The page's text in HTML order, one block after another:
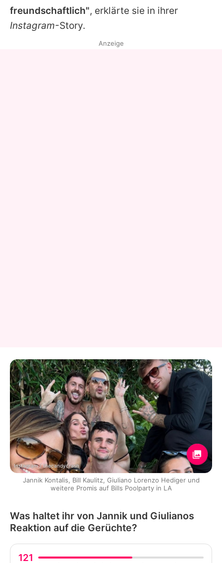
freundschaftlich", erklärte sie in ihrer
Instagram-Story.
Anzeige
Instagram / thecandycrash
Jannik Kontalis, Bill Kaulitz, Giuliano Lorenzo Hediger und
weitere Promis auf Bills Poolparty in LA
Was haltet ihr von Jannik und Giulianos
Reaktion auf die Gerüchte?
121